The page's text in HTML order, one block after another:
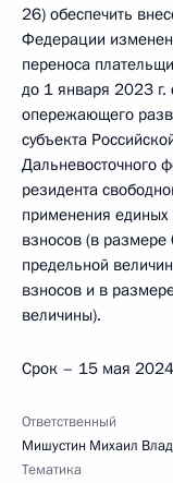
26) обеспечить
Федерации
переноса
до 1 января 2023 г.
опережающего
субъекта
Дальневосточного
резидента
применения
взносов (в
предельной
взносов и в
величины).
Срок – 15 мая 2024
Ответственный
Мишустин Михаил
Тематика